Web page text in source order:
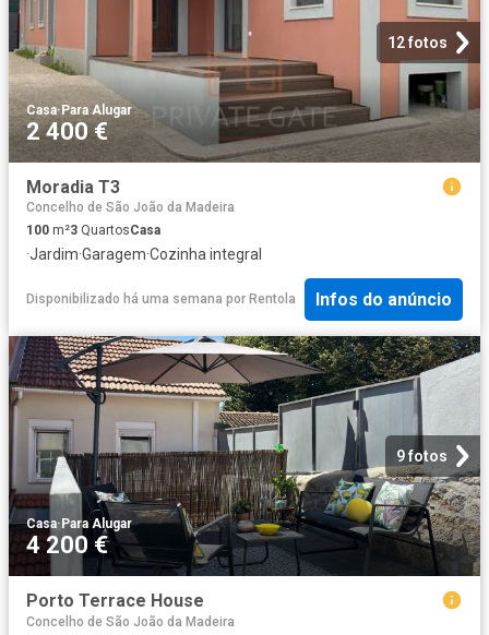
12 fotos
Casa·Para Alugar
2 400 €
Moradia T3
Concelho de São João da Madeira
100 m²3 QuartosCasa
·Jardim·Garagem·Cozinha integral
Disponibilizado há uma semana por Rentola Infos do anúncio
9 fotos
Casa· Para Alugar
4 200 €
Porto Terrace House
Concelho de São João da Madeira